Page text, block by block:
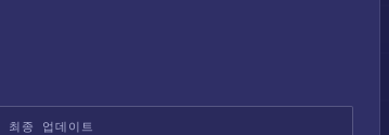
최종 업데이트